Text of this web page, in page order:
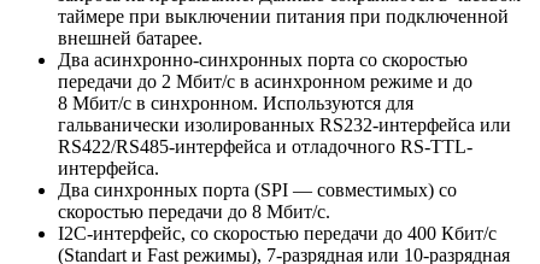
таймере при выключении питания при подключенной
внешней батарее.
Два асинхронно-синхронных порта со скоростью
передачи до 2 Мбит/с в асинхронном режиме и до
8 Мбит/с в синхронном. Используются для
гальванически изолированных RS232-интерфейса или
RS422/RS485-интерфейса и отладочного RS-TTL-
интерфейса.
Два синхронных порта (SPI — совместимых) со
скоростью передачи до 8 Мбит/с.
I2C-интерфейс, со скоростью передачи до 400 Кбит/c
(Standart и Fast режимы), 7-разрядная или 10-разрядная